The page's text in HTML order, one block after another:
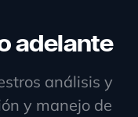
adelante
análisis y
y manejo de